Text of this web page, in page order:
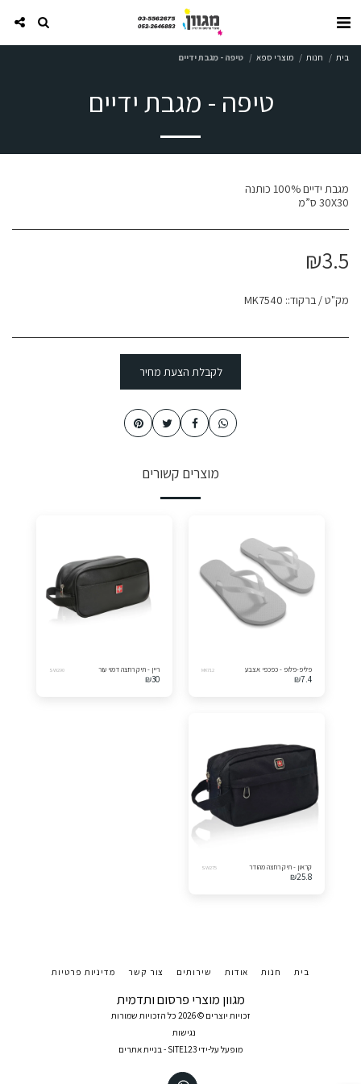
בית חנות מוצרי ספא טיפה - מגבת ידיים
טיפה - מגבת ידיים
30X30 ס”מ
₪3.5
מק"ט / ברקוד:: MK7540
לקבלת הצעת מחיר
מוצרים קשורים
פליפ-פלופ - כפכפי אצבע MK712
₪7.4
ריין - תיק רחצה דמוי עור SW290
₪30
קראון - תיק רחצה מהודר SW275
₪25.8
מגוון מוצרי פרסום ותדמית
זכויות יוצרים © 2026 כל הזכויות שמורות
נגישות
מופעל על-ידי SITE123
-בניית אתרים
בית חנות אודות שירותים צור קשר מדיניות פרטיות